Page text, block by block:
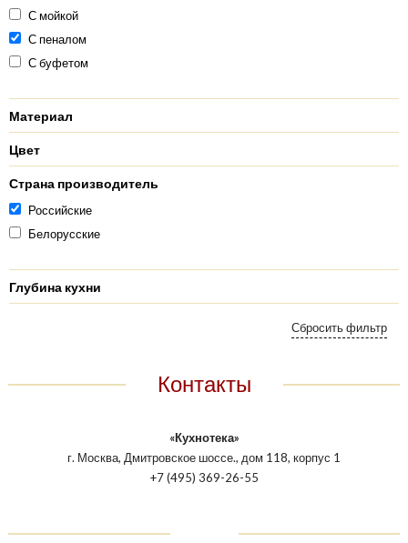
С мойкой
С пеналом
С буфетом
Материал
Цвет
Страна производитель
Российские
Белорусские
Глубина кухни
Контакты
«Кухнотека»
г. Москва, Дмитровское шоссе., дом 118, корпус 1
+7 (495) 369-26-55